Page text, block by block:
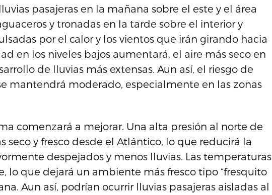
pasajeras en la mañana sobre el este y el área
y tronadas en la tarde sobre el interior y
por el calor y los vientos que irán girando hacia
en los niveles bajos aumentará, el aire más seco en
de lluvias más extensas. Aun así, el riesgo de
mantendrá moderado, especialmente en las zonas
comenzará a mejorar. Una alta presión al norte de
seco y fresco desde el Atlántico, lo que reducirá la
despejados y menos lluvias. Las temperaturas
lo que dejará un ambiente más fresco tipo “fresquito
Aun así, podrían ocurrir lluvias pasajeras aisladas al